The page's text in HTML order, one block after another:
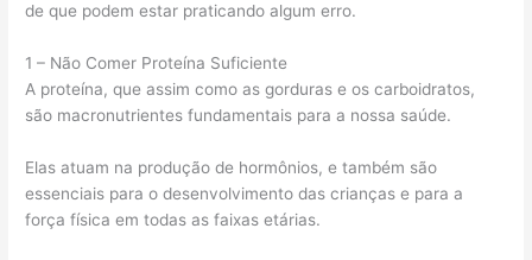
de que podem estar praticando algum erro.
1 – Não Comer Proteína Suficiente
A proteína, que assim como as gorduras e os carboidratos,
são macronutrientes fundamentais para a nossa saúde.
Elas atuam na produção de hormônios, e também são
essenciais para o desenvolvimento das crianças e para a
força física em todas as faixas etárias.